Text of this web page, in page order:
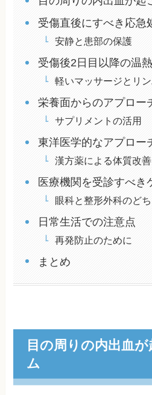
受傷直後にすべき応急
安静と患部の保護
受傷後2日目以降の温
軽いマッサージとリ
栄養面からのアプロー
サプリメントの活用
東洋医学的なアプロー
漢方薬による体質改善
医療機関を受診すべき
眼科と整形外科のど
日常生活での注意点
再発防止のために
まとめ
目の周りの内出血
ム